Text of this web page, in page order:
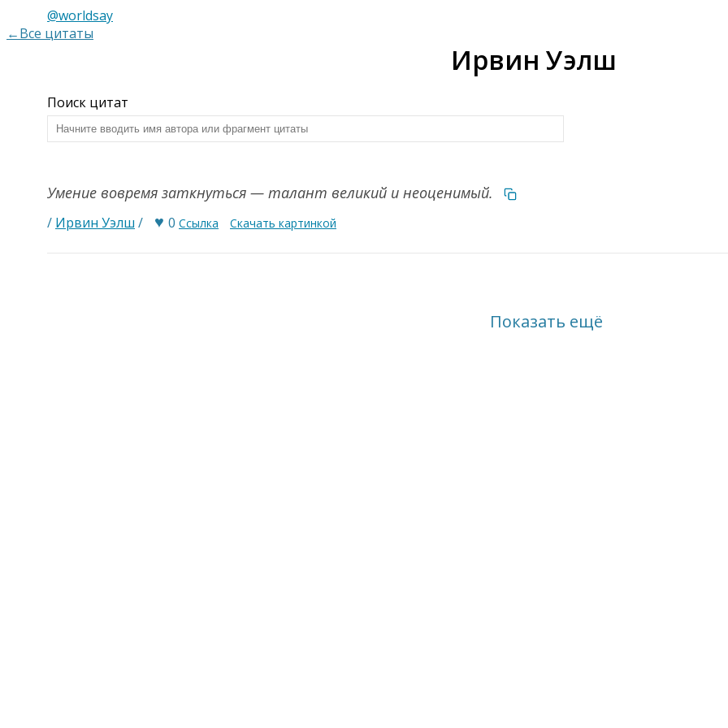
@worldsay
←Все цитаты
Ирвин Уэлш
Поиск цитат
Умение вовремя заткнуться — талант великий и неоценимый.
/ Ирвин Уэлш / ♥ 0 Ссылка Скачать картинкой
Показать ещё